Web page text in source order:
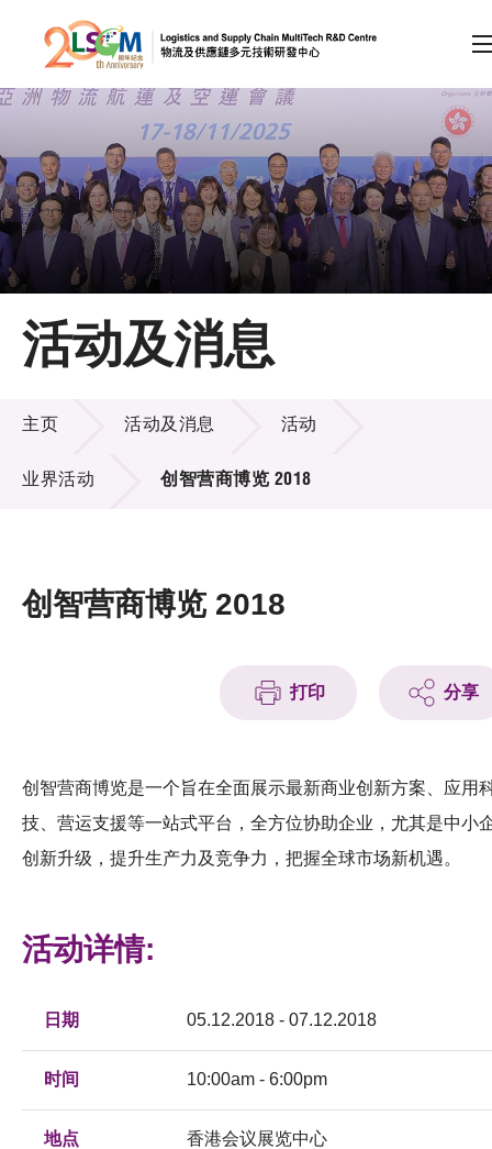
跳到内容（按回车键）
会员登录
A A EN 繁 简
主页
关于LSCM
技术商品化
项目及资助计划
活动及消息
科技分享
会籍
活动及消息
活动及消息
主页 活动及消息 活动
业界活动 创智营商博览 2018
创智营商博览 2018
打印 分享
创智营商博览是一个旨在全面展示最新商业创新方案、应用
技、营运支援等一站式平台，全方位协助企业，尤其是中小
创新升级，提升生产力及竞争力，把握全球市场新机遇。
活动详情:
日期 05.12.2018 - 07.12.2018
时间 10:00am - 6:00pm
地点 香港会议展览中心